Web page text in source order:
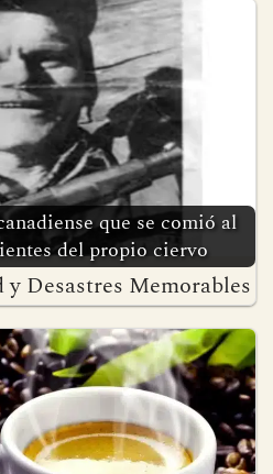
que se comió al
del propio ciervo
Desastres Memorables